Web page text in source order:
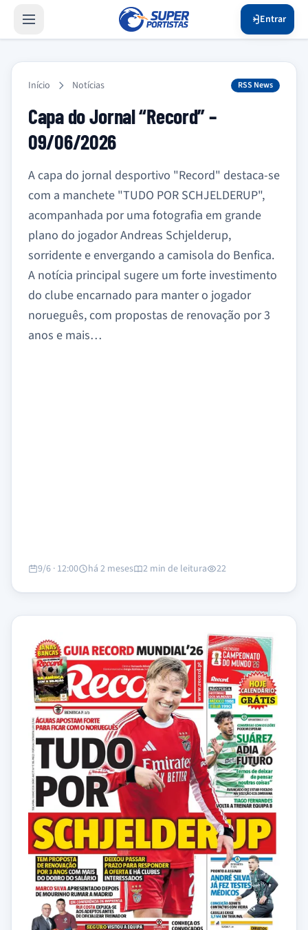
Entrar
Início Notícias RSS News
Capa do Jornal “Record” –
09/06/2026
A capa do jornal desportivo "Record" destaca-se
com a manchete "TUDO POR SCHJELDERUP",
acompanhada por uma fotografia em grande
plano do jogador Andreas Schjelderup,
sorridente e envergando a camisola do Benfica.
A notícia principal sugere um forte investimento
do clube encarnado para manter o jogador
norueguês, com propostas de renovação por 3
anos e mais…
9/6 · 12:00 há 2 meses 2 min de leitura 22